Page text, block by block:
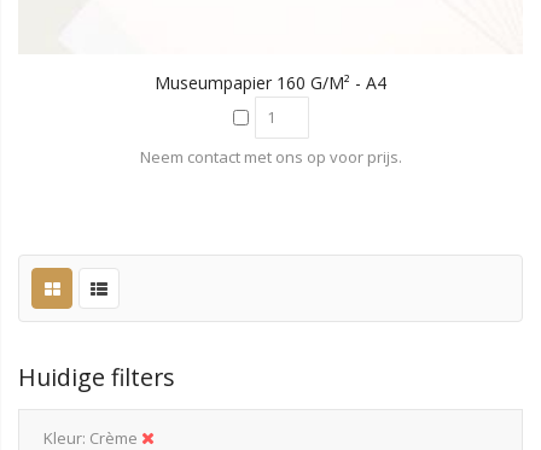
Museumpapier 160 G/m² - A4
Neem contact met ons op voor prijs.
Huidige filters
Kleur Crème